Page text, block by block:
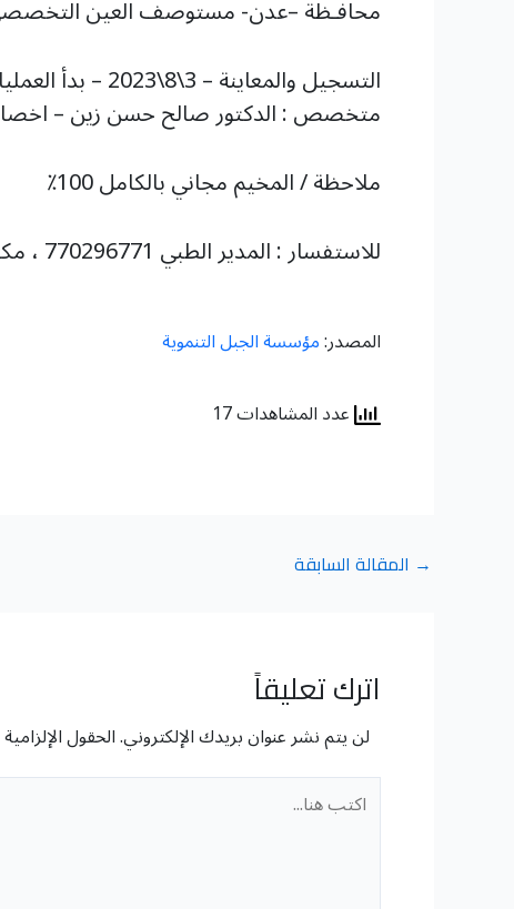
محافـظة –عدن- مستوصف العين
التسجيل
متخصص : الدكتور صالح حسن زين –
ملاحظة / المخيم مجاني بالكامل 100٪
للاستفسار : المدير الطبي 770296771 ، مكتب مؤسسة الجبل التنموية ” 777472918- 770858062
المصدر:مؤسسة الجبل التنموية
عدد المشاهدات 17
→ المقالة السابقة
اترك تعليقاً
لن يتم نشر عنوان بريدك الإلكتروني.الحقول
اكتب
هنا...